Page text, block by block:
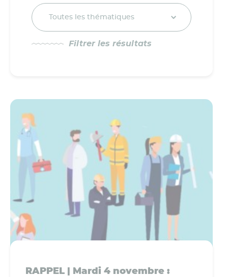
Toutes les thématiques
Filtrer les résultats
RAPPEL | Mardi 4 novembre :